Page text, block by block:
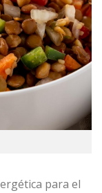
para el